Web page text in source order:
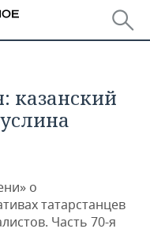
казанский
о
татарстанцев
Часть 70-я